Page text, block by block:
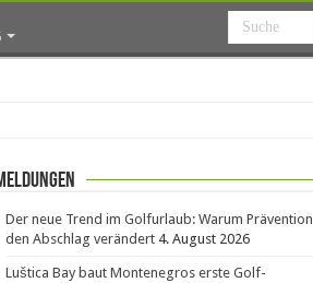
Der neue Trend im Golfurlaub: Warum Prävention
den Abschlag verändert 4. August 2026
Luštica Bay baut Montenegros erste Golf-